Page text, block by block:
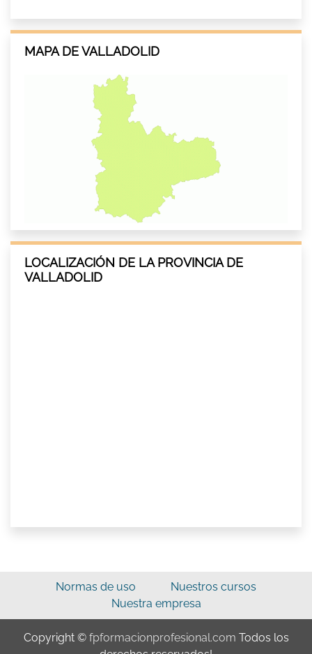
MAPA DE VALLADOLID
LOCALIZACIÓN DE LA PROVINCIA DE
VALLADOLID
Normas de uso
Nuestros cursos
Nuestra empresa
Copyright © fpformacionprofesional.com Todos los